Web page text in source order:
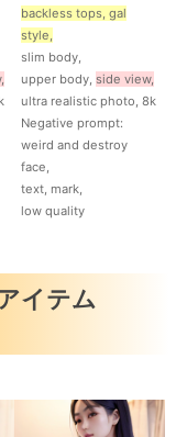
backless tops, gal
style,
slim body,
upper body, side view,
ultra realistic photo, 8k
Negative prompt:
weird and destroy
face,
text, mark,
low quality
イテム